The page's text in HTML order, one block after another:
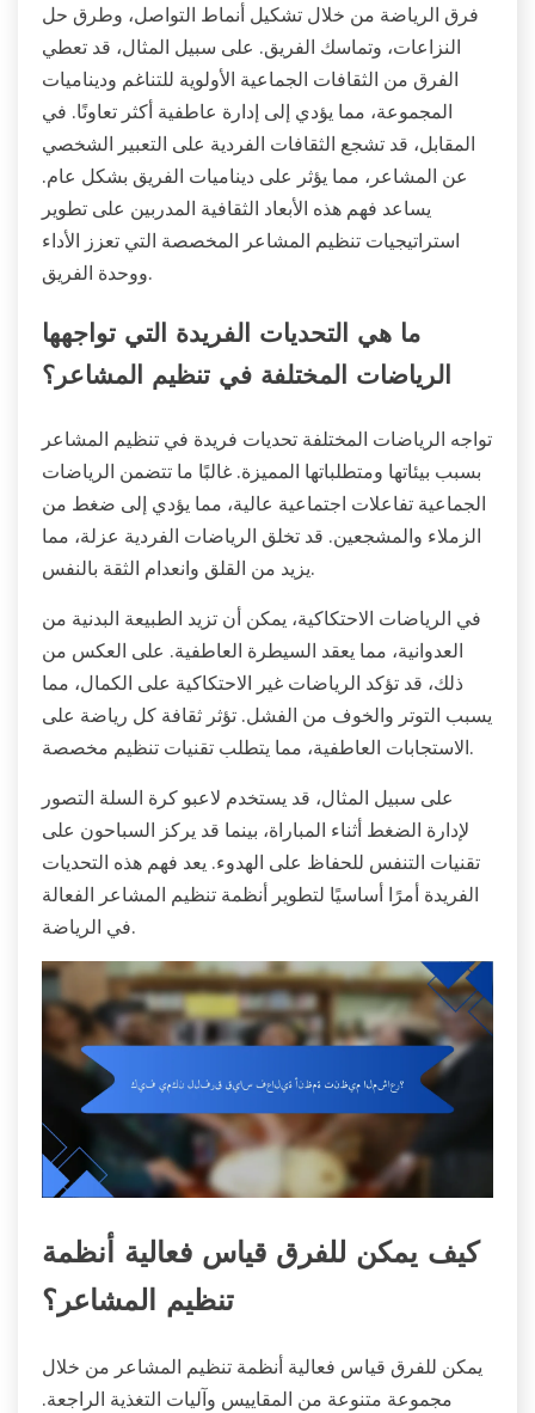
فرق الرياضة من خلال تشكيل أنماط التواصل، وطرق حل
النزاعات، وتماسك الفريق. على سبيل المثال، قد تعطي
الفرق من الثقافات الجماعية الأولوية للتناغم وديناميات
المجموعة، مما يؤدي إلى إدارة عاطفية أكثر تعاونًا. في
المقابل، قد تشجع الثقافات الفردية على التعبير الشخصي
عن المشاعر، مما يؤثر على ديناميات الفريق بشكل عام.
يساعد فهم هذه الأبعاد الثقافية المدربين على تطوير
استراتيجيات تنظيم المشاعر المخصصة التي تعزز الأداء
ووحدة الفريق.
ما هي التحديات الفريدة التي تواجهها
الرياضات المختلفة في تنظيم المشاعر؟
تواجه الرياضات المختلفة تحديات فريدة في تنظيم المشاعر
بسبب بيئاتها ومتطلباتها المميزة. غالبًا ما تتضمن الرياضات
الجماعية تفاعلات اجتماعية عالية، مما يؤدي إلى ضغط من
الزملاء والمشجعين. قد تخلق الرياضات الفردية عزلة، مما
يزيد من القلق وانعدام الثقة بالنفس.
في الرياضات الاحتكاكية، يمكن أن تزيد الطبيعة البدنية من
العدوانية، مما يعقد السيطرة العاطفية. على العكس من
ذلك، قد تؤكد الرياضات غير الاحتكاكية على الكمال، مما
يسبب التوتر والخوف من الفشل. تؤثر ثقافة كل رياضة على
الاستجابات العاطفية، مما يتطلب تقنيات تنظيم مخصصة.
على سبيل المثال، قد يستخدم لاعبو كرة السلة التصور
لإدارة الضغط أثناء المباراة، بينما قد يركز السباحون على
تقنيات التنفس للحفاظ على الهدوء. يعد فهم هذه التحديات
الفريدة أمرًا أساسيًا لتطوير أنظمة تنظيم المشاعر الفعالة
في الرياضة.
كيف يمكن للفرق قياس فعالية أنظمة
تنظيم المشاعر؟
يمكن للفرق قياس فعالية أنظمة تنظيم المشاعر من خلال
مجموعة متنوعة من المقاييس وآليات التغذية الراجعة.